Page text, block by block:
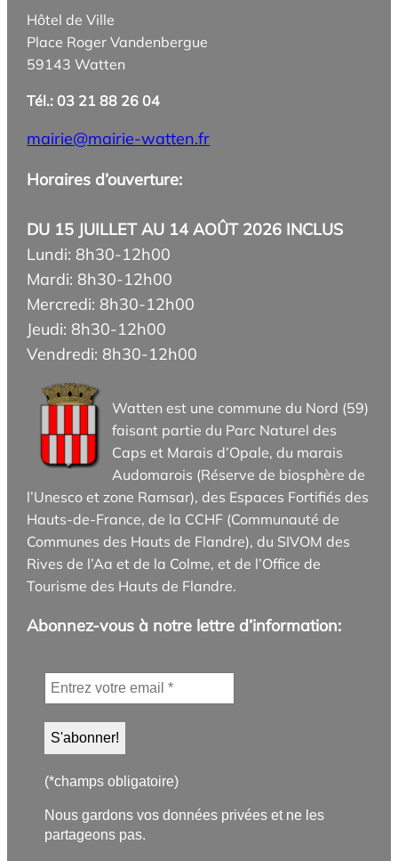
Hôtel de Ville
Place Roger Vandenbergue
59143 Watten
Tél.: 03 21 88 26 04
mairie@mairie-watten.fr
Horaires d’ouverture:
DU 15 JUILLET AU 14 AOÛT 2026 INCLUS
Lundi: 8h30-12h00
Mardi: 8h30-12h00
Mercredi: 8h30-12h00
Jeudi: 8h30-12h00
Vendredi: 8h30-12h00
Watten est une commune du Nord (59)
faisant partie du Parc Naturel des
Caps et Marais d’Opale, du marais
Audomarois (Réserve de biosphère de
l’Unesco et zone Ramsar), des Espaces Fortifiés des
Hauts-de-France, de la CCHF (Communauté de
Communes des Hauts de Flandre), du SIVOM des
Rives de l’Aa et de la Colme, et de l’Office de
Tourisme des Hauts de Flandre.
Abonnez-vous à notre lettre d’information:
(*champs obligatoire)
Nous gardons vos données privées et ne les
partageons pas.